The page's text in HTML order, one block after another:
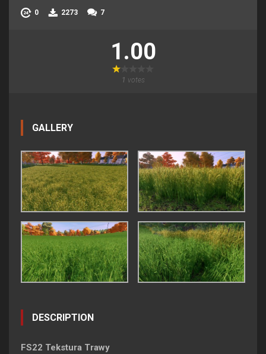
0 2273 7
1.00
1 votes
GALLERY
DESCRIPTION
FS22 Tekstura Trawy